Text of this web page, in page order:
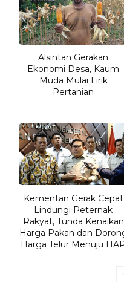
Alsintan Gerakan
Ekonomi Desa, Kaum
Muda Mulai Lirik
Pertanian
Kementan Gerak Cepat
Lindungi Peternak
Rakyat, Tunda Kenaikan
Harga Pakan dan
Harga Telur Menuju